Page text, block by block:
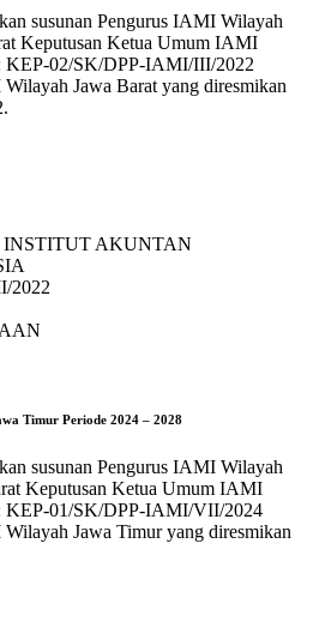
susunan Pengurus IAMI Wilayah
Keputusan Ketua Umum IAMI
KEP-02/SK/DPP-IAMI/III/2022
Jawa Barat yang diresmikan
INSTITUT AKUNTAN
2022
Timur Periode 2024 – 2028
susunan Pengurus IAMI Wilayah
Keputusan Ketua Umum IAMI
KEP-01/SK/DPP-IAMI/VII/2024
Jawa Timur yang diresmikan